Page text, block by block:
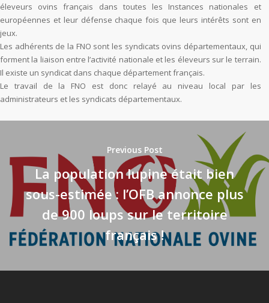
éleveurs ovins français dans toutes les Instances nationales et
européennes et leur défense chaque fois que leurs intérêts sont en
jeux.
Les adhérents de la FNO sont les syndicats ovins départementaux, qui
forment la liaison entre l’activité nationale et les éleveurs sur le terrain.
Il existe un syndicat dans chaque département français.
Le travail de la FNO est donc relayé au niveau local par les
administrateurs et les syndicats départementaux.
Previous Post
La population lupine était bien
sous-estimée : l’OFB annonce plus
de 900 loups sur le territoire
français !